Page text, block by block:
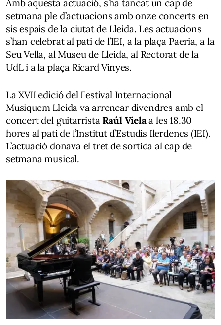
Amb aquesta actuació, s’ha tancat un cap de
setmana ple d’actuacions amb onze concerts en
sis espais de la ciutat de Lleida. Les actuacions
s’han celebrat al pati de l’IEI, a la plaça Paeria, a la
Seu Vella, al Museu de Lleida, al Rectorat de la
UdL i a la plaça Ricard Vinyes.
La XVII edició del Festival Internacional
Musiquem Lleida va arrencar divendres amb el
concert del guitarrista Raúl Vielaa les 18.30
hores al pati de l’Institut d’Estudis Ilerdencs (IEI).
L’actuació donava el tret de sortida al cap de
setmana musical.